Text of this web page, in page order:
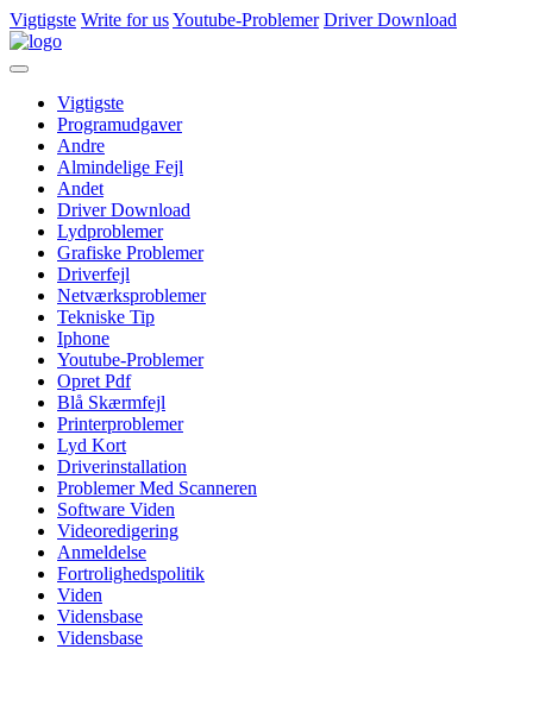
Vigtigste Write for usYoutube-Problemer Driver Download
Vigtigste
Programudgaver
Andre
Almindelige Fejl
Andet
Driver Download
Lydproblemer
Grafiske Problemer
Driverfejl
Netværksproblemer
Tekniske Tip
Iphone
Youtube-Problemer
Opret Pdf
Blå Skærmfejl
Printerproblemer
Lyd Kort
Driverinstallation
Problemer Med Scanneren
Software Viden
Videoredigering
Anmeldelse
Fortrolighedspolitik
Viden
Vidensbase
Vidensbase